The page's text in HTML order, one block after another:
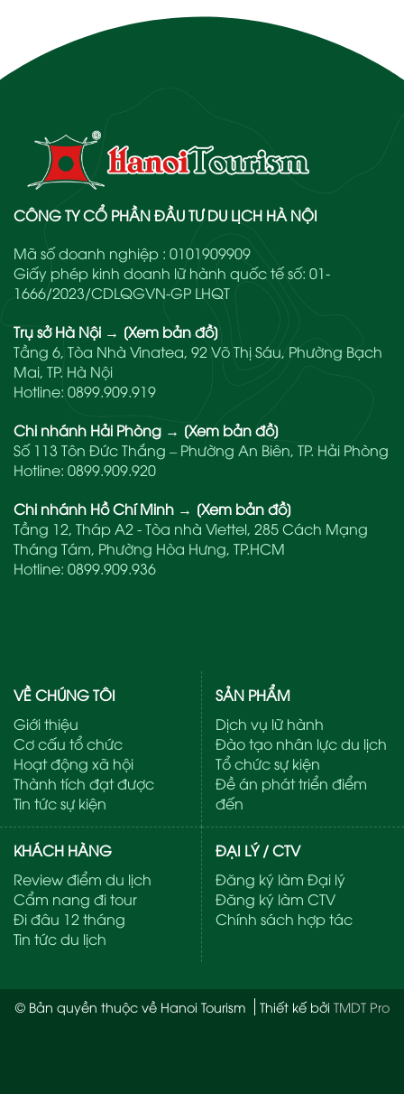
CÔNG TY CỔ PHẦN ĐẦU TƯ DU LỊCH HÀ NỘI
Mã số doanh nghiệp : 0101909909
Giấy phép kinh doanh lữ hành quốc tế số: 01-
1666/2023/CDLQGVN-GP LHQT
Trụ sở Hà Nội → [Xem bản đồ]
Tầng 6, Tòa Nhà Vinatea, 92 Võ Thị Sáu, Phường Bạch
Mai, TP. Hà Nội
Hotline: 0899.909.919
Chi nhánh Hải Phòng → [Xem bản đồ]
Số 113 Tôn Đức Thắng – Phường An Biên, TP. Hải Phòng
Hotline: 0899.909.920
Chi nhánh Hồ Chí Minh → [Xem bản đồ]
Tầng 12, Tháp A2 - Tòa nhà Viettel, 285 Cách Mạng
Tháng Tám, Phường Hòa Hưng, TP.HCM
Hotline: 0899.909.936
VỀ CHÚNG TÔI
Giới thiệu
Cơ cấu tổ chức
Hoạt động xã hội
Thành tích đạt được
Tin tức sự kiện
SẢN PHẨM
Dịch vụ lữ hành
Đào tạo nhân lực du lịch
Tổ chức sự kiện
Đề án phát triển điểm
đến
KHÁCH HÀNG
Review điểm du lịch
Cẩm nang đi tour
Đi đâu 12 tháng
Tin tức du lịch
ĐẠI LÝ / CTV
Đăng ký làm Đại lý
Đăng ký làm CTV
Chính sách hợp tác
© Bản quyền thuộc về Hanoi Tourism Thiết kế bởi TMDT Pro